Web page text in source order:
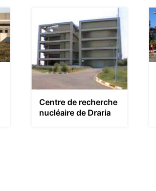
Centre de recherche
nucléaire de Draria